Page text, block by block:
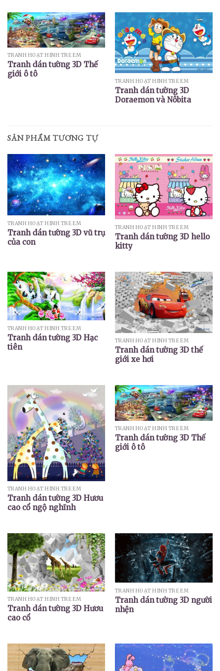
TRANH HOẠT HÌNH TRẺ EM
Tranh dán tường 3D Thế
giới ô tô
TRANH HOẠT HÌNH TRẺ EM
Tranh dán tường 3D
Doraemon và Nôbita
SẢN PHẨM TƯƠNG TỰ
TRANH HOẠT HÌNH TRẺ EM
Tranh dán tường 3D vũ trụ
của con
TRANH HOẠT HÌNH TRẺ EM
Tranh dán tường 3D hello
kitty
TRANH HOẠT HÌNH TRẺ EM
Tranh dán tường 3D Hạc
tiên
TRANH HOẠT HÌNH TRẺ EM
Tranh dán tường 3D thế
giới xe hơi
TRANH HOẠT HÌNH TRẺ EM
Tranh dán tường 3D Hươu
cao cổ ngộ nghĩnh
TRANH HOẠT HÌNH TRẺ EM
Tranh dán tường 3D Thế
giới ô tô
TRANH HOẠT HÌNH TRẺ EM
Tranh dán tường 3D Hươu
cao cổ
TRANH HOẠT HÌNH TRẺ EM
Tranh dán tường 3D người
nhện